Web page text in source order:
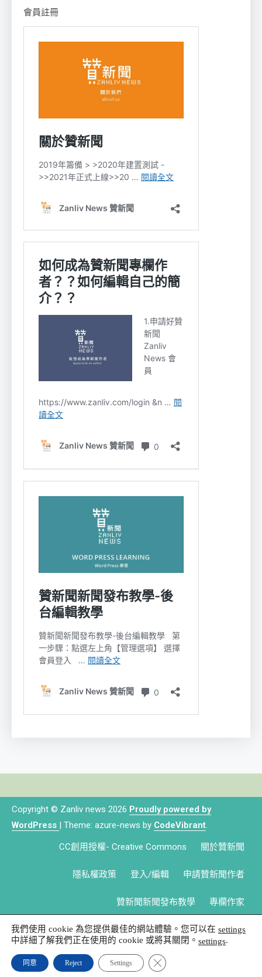
會員註冊
Copyright © Zanliv news 2026 Proudly powered by
WordPress | Theme: azure-news by CodeVibrant.
CC創用授權- Creative Commons 關於贊新聞
隱私權政策 登入/編輯 申請贊新聞作者
贊新聞新聞發布教學 專欄作家
我們使用 cookie 為您提供最佳的網站體驗。您可以在 settings
中詳細了解我們正在使用的 cookie 或將其關閉。 settings.
同意 Reject Settings Close GDPR Cookie Banner